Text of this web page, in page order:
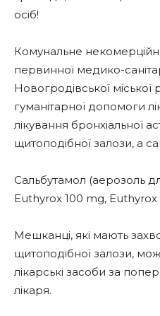
осіб!
Комунальне
первинної медико-
Новогродівської міської
гуманітарної допомоги
лікування бронхіальної
щитоподібної залози, а
Сальбутамол (аерозоль
Euthyrox 100 mg, Euthyrox
Мешканці, які мають
щитоподібної залози,
лікарські засоби за
лікаря.